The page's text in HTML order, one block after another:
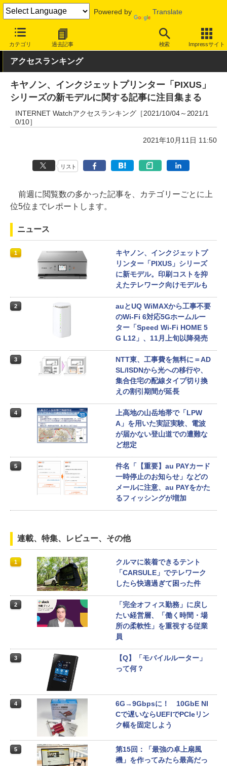
Powered by Translate
カテゴリ 過去記事 検索 Impressサイト
INTERNET Watch トピック その他
アクセスランキング
キヤノン、インクジェットプリンター「PIXUS」
シリーズの新モデルに関する記事に注目集まる
INTERNET Watchアクセスランキング［2021/10/04～2021/1
0/10］
2021年10月11日 11:50
リスト
前週に閲覧数の多かった記事を、カテゴリーごとに上
位5位までレポートします。
ニュース
1
キヤノン、インクジェットプ
リンター「PIXUS」シリーズ
に新モデル。印刷コストを抑
えたテレワーク向けモデルも
2
auとUQ WiMAXから工事不要
のWi-Fi 6対応5Gホームルー
ター「Speed Wi-Fi HOME 5
G L12」、11月上旬以降発売
3
NTT東、工事費を無料に＝AD
SL/ISDNから光への移行や、
集合住宅の配線タイプ切り換
えの割引期間が延長
4
上高地の山岳地帯で「LPW
A」を用いた実証実験、電波
が届かない登山道での遭難な
ど想定
5
件名「【重要】au PAYカード
一時停止のお知らせ」などの
メールに注意、au PAYをかた
るフィッシングが増加
連載、特集、レビュー、その他
1
クルマに装着できるテント
「CARSULE」でテレワーク
したら快適過ぎて困った件
2
「完全オフィス勤務」に戻し
たい経営層、「働く時間・場
所の柔軟性」を重視する従業
員
3
【Q】「モバイルルーター」
って何？
4
6G→9Gbpsに！ 10GbE NI
Cで遅いならUEFIでPCIeリン
ク幅を固定しよう
5
第15回：「最強の卓上扇風
機」を作ってみたら最高だっ